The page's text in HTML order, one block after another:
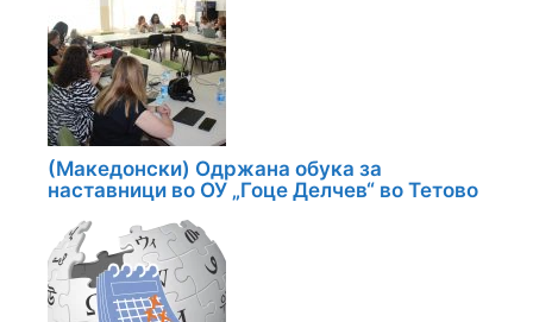
(Македонски) Одржана обука за
наставници во ОУ „Гоце Делчев“ во Тетово